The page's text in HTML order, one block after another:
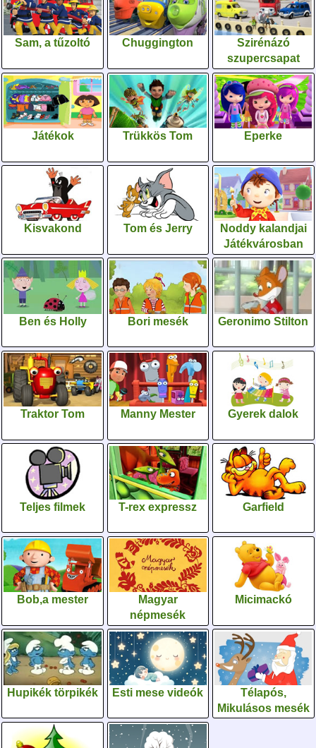
Sam, a tűzoltó Chuggington
Szirénázó
szupercsapat
Játékok Trükkös Tom Eperke
Kisvakond Tom és Jerry
Noddy kalandjai
Játékvárosban
Ben és Holly Bori mesék Geronimo Stilton
Traktor Tom Manny Mester Gyerek dalok
Teljes filmek T-rex expressz Garfield
Bob,a mester
Magyar
népmesék
Micimackó
Hupikék törpikék Esti mese videók
Télapós,
Mikulásos mesék